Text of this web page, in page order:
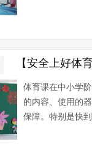
【安全上好体
体育课在中小学
的内容、使用的
保障。特别是快